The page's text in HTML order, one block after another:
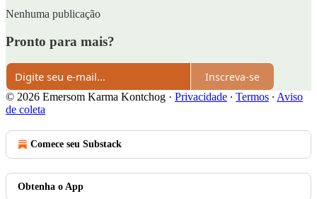
Nenhuma publicação
Pronto para mais?
Inscreva-se
© 2026 Emersom Karma Kontchog · Privacidade ∙ Termos ∙ Aviso
de coleta
Comece seu Substack
Obtenha o App